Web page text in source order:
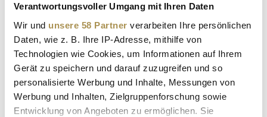
Verantwortungsvoller Umgang mit Ihren Daten
Wir und unsere 58 Partner verarbeiten Ihre persönlichen
Daten, wie z. B. Ihre IP-Adresse, mithilfe von
Technologien wie Cookies, um Informationen auf Ihrem
Gerät zu speichern und darauf zuzugreifen und so
personalisierte Werbung und Inhalte, Messungen von
Werbung und Inhalten, Zielgruppenforschung sowie
Entwicklung von Angeboten zu ermöglichen. Sie
Gerd Güldenast
| 19.02.2023
Firma: HMMH AG Position: Vorstandsmitglied Der E-
Commerce-Experte Gerd Güldenast (49) gehört seit
Jahresbeginn neben Stefan Messerknecht und Björn Portillo
dem Vorstand der Bremer Digitalagentur HMMH AG an.